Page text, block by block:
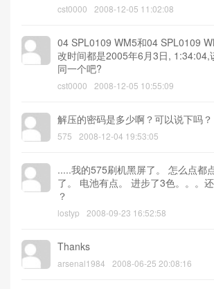
cst0000 2008-12-05 11:02:08
04 SPL0109 WM5和04 SPL0109
改时间都是2005年6月3日, 1:34:04,
同一个吧?
cst0000 2008-12-05 10:55:09
解压的密码是多少啊？可以说下吗？
575 2008-12-04 19:53:05
.....我的575刷机黑屏了。 怎么点都
了。 电池有点。 进步了3色。。。
？
lostyp 2008-09-23 16:52:58
Thanks
arsenal1984 2008-06-25 20:08:16